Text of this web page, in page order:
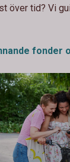
över tid? Vi
fonder